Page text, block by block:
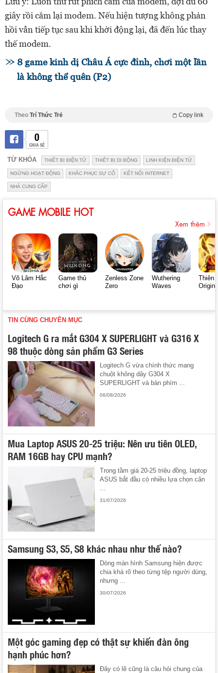
giây rồi cắm lại modem. Nếu hiện tượng không phản
hồi vẫn tiếp tục sau khi khởi động lại, đã đến lúc thay
thế modem.
8 game kinh dị Châu Á cực đỉnh, chơi một lần
là không thể quên (P2)
Theo Trí Thức Trẻ Copy link
0
CHIA SẺ
TỪ KHÓA THIẾT BỊ ĐIỆN TỬ THIẾT BỊ DI ĐỘNG LINH KIỆN ĐIỆN TỬ
NGỪNG HOẠT ĐỘNG KHẮC PHỤC SỰ CỐ KẾT NỐI INTERNET
NHÀ CUNG CẤP
GAME MOBILE HOT
Xem thêm
Võ Lâm Hắc
Đạo
Game thủ
chơi gì
Zenless Zone
Zero
Wuthering
Waves
Thiên
Origin
TIN CÙNG CHUYÊN MỤC
Logitech G ra mắt G304 X SUPERLIGHT và G316 X
98 thuộc dòng sản phẩm G3 Series
Logitech G vừa chính thức mang
chuột không dây G304 X
SUPERLIGHT và bàn phím ...
06/08/2026
Mua Laptop ASUS 20-25 triệu: Nên ưu tiên OLED,
RAM 16GB hay CPU mạnh?
Trong tầm giá 20-25 triệu đồng, laptop
ASUS bắt đầu có nhiều lựa chọn cân
31/07/2026
Samsung S3, S5, S8 khác nhau như thế nào?
Dòng màn hình Samsung hiện được
chia khá rõ theo từng tệp người dùng,
nhưng ...
30/07/2026
Một góc gaming đẹp có thật sự khiến đàn ông
hạnh phúc hơn?
Đây có lẽ cũng là câu hỏi chung của